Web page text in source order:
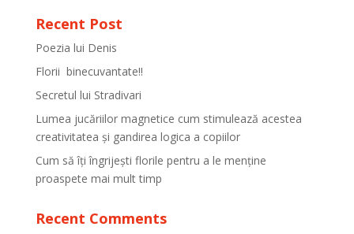
Recent Post
Poezia lui Denis
Florii binecuvantate!!
Secretul lui Stradivari
Lumea jucăriilor magnetice cum stimulează acestea
creativitatea și gandirea logica a copiilor
Cum să îți îngrijești florile pentru a le menține
proaspete mai mult timp
Recent Comments